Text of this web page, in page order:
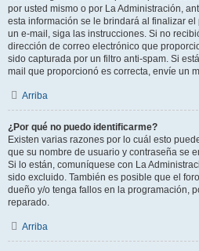
por usted mismo o por La Administración,
esta información se le brindará al finalizar
un e-mail, siga las instrucciones. Si no
dirección de correo electrónico que
sido capturada por un filtro anti-spam. Si
mail que proporcionó es correcta, envíe un
Arriba
¿Por qué no puedo identificarme?
Existen varias razones por lo cuál esto
que su nombre de usuario y contraseña se
Si lo están, comuníquese con La
sido excluido. También es posible que el
dueño y/o tenga fallos en la programación,
reparado.
Arriba